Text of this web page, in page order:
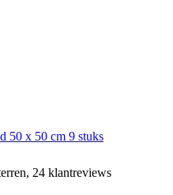
50 x 50 cm 9 stuks
24 klantreviews